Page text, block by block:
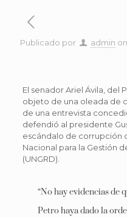
Publicado por admin on
El senador Ariel Ávila, del
objeto de una oleada de
de una entrevista
defendió al presidente
escándalo de corrupción
Nacional para la Gestión
(UNGRD).
“No hay evidencias de
Petro haya dado la